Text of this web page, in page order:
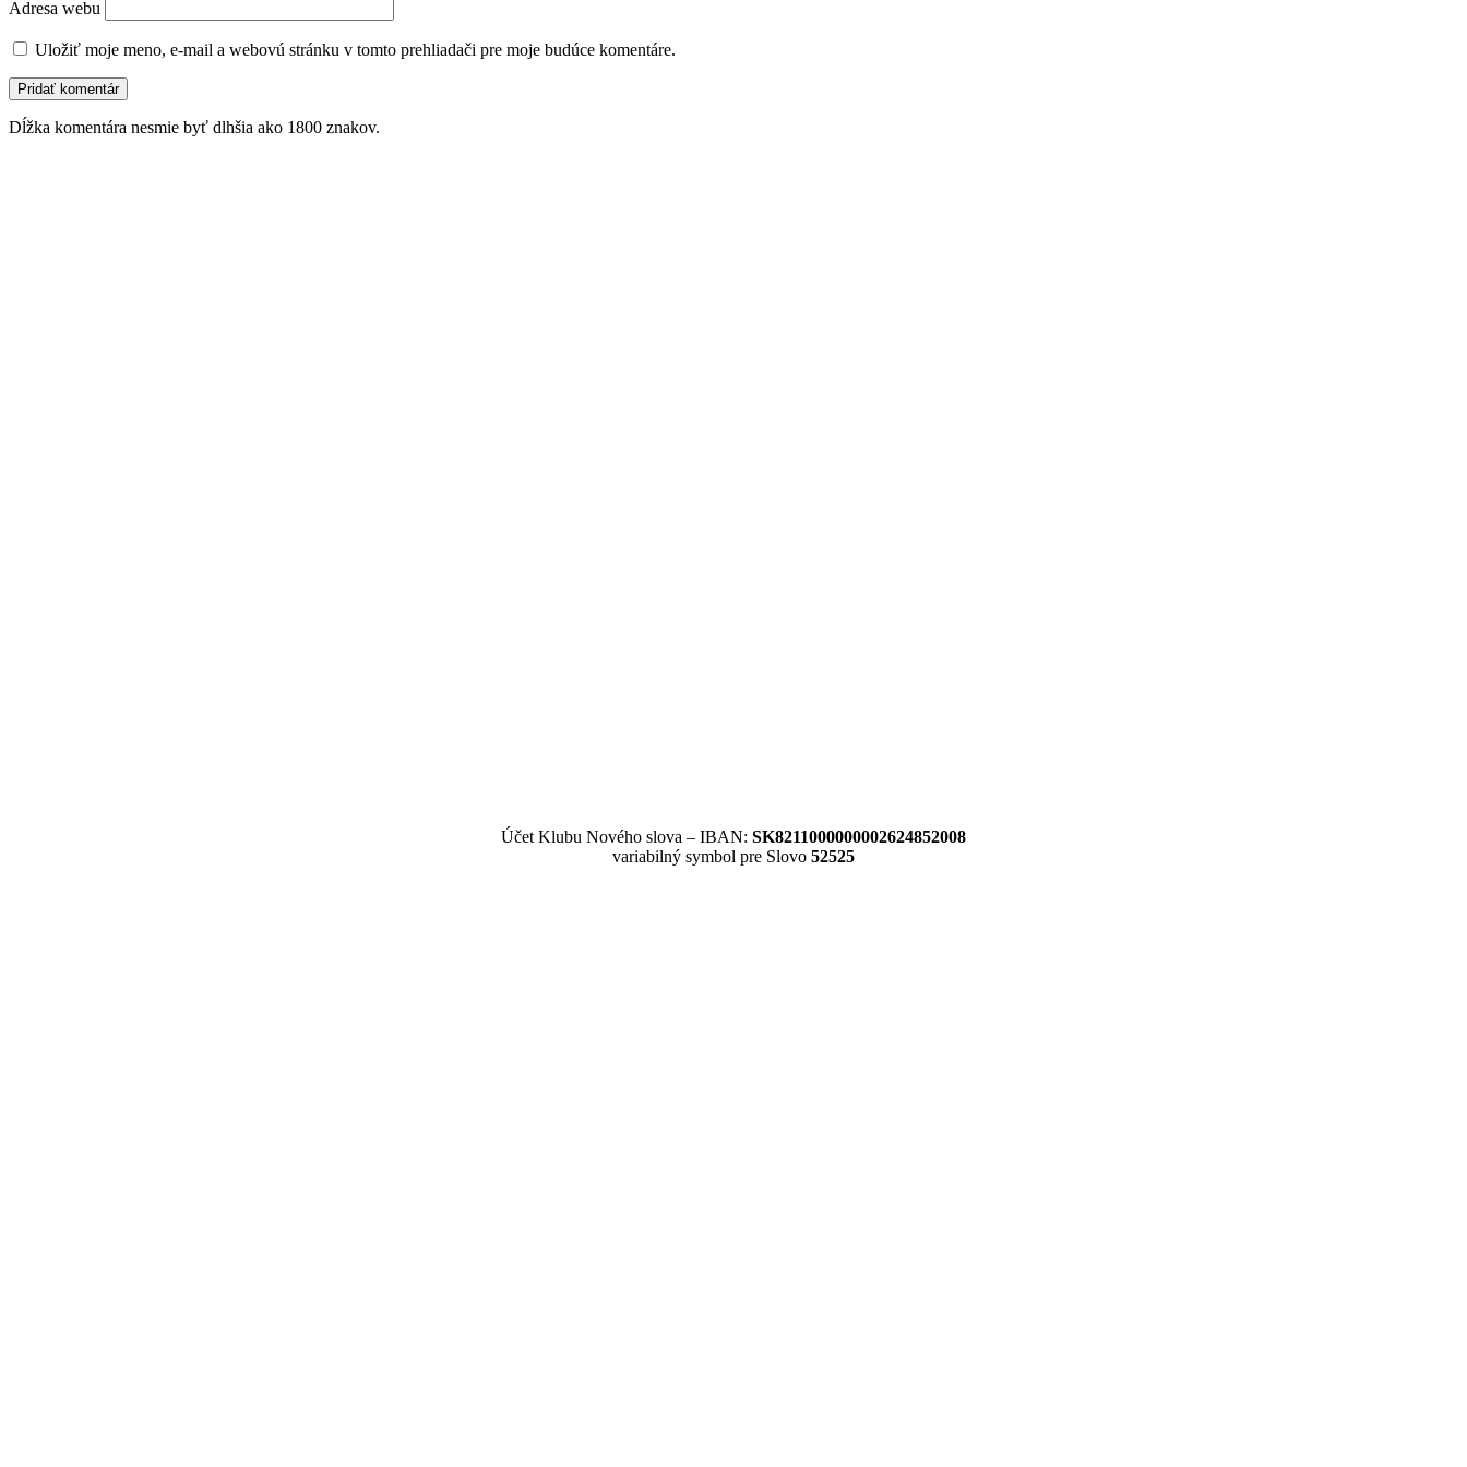
Adresa webu
Uložiť moje meno, e-mail a webovú stránku v tomto prehliadači pre moje budúce komentáre.
Dĺžka komentára nesmie byť dlhšia ako 1800 znakov.
Účet Klubu Nového slova – IBAN: SK8211000000002624852008
variabilný symbol pre Slovo 52525